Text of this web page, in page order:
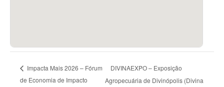
Impacta Mais 2026 – Fórum
de Economia de Impacto
DIVINAEXPO – Exposição
Agropecuária de Divinópolis (Divina